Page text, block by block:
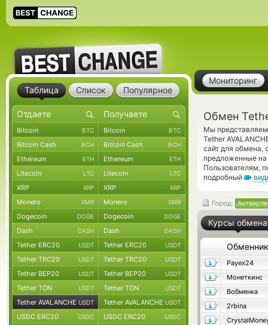
Мониторинг
Обмен
Мы представляем
Tether
сайт для обмена,
предложенные
Пользователям,
подробный
Город:
Курсы обмена
Обменник
Payex24
Монеткинс
Вобменка
2rbina
Таблица Список Популярное
Bitcoin BTC Bitcoin BTC
Bitcoin Cash BCH Bitcoin Cash BCH
Ethereum ETH Ethereum ETH
Litecoin LTC Litecoin LTC
XRP XRP XRP XRP
Monero XMR Monero XMR
Dogecoin DOGE Dogecoin DOGE
Dash DASH Dash DASH
Tether ERC20 USDT Tether ERC20 USDT
Tether TRC20 USDT Tether TRC20 USDT
Tether BEP20 USDT Tether BEP20 USDT
Tether TON USDT Tether TON USDT
Tether AVALANCHE USDT Tether AVALANCHE USDT
USDC ERC20 USDC USDC ERC20 USDC